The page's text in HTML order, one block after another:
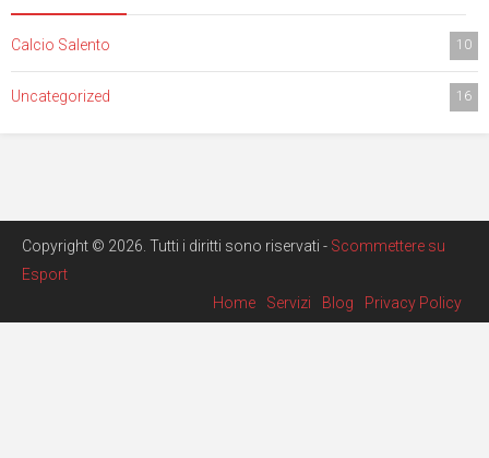
Calcio Salento 10
Uncategorized 16
Copyright © 2026. Tutti i diritti sono riservati - Scommettere su
Esport
Home
Servizi Blog Privacy Policy